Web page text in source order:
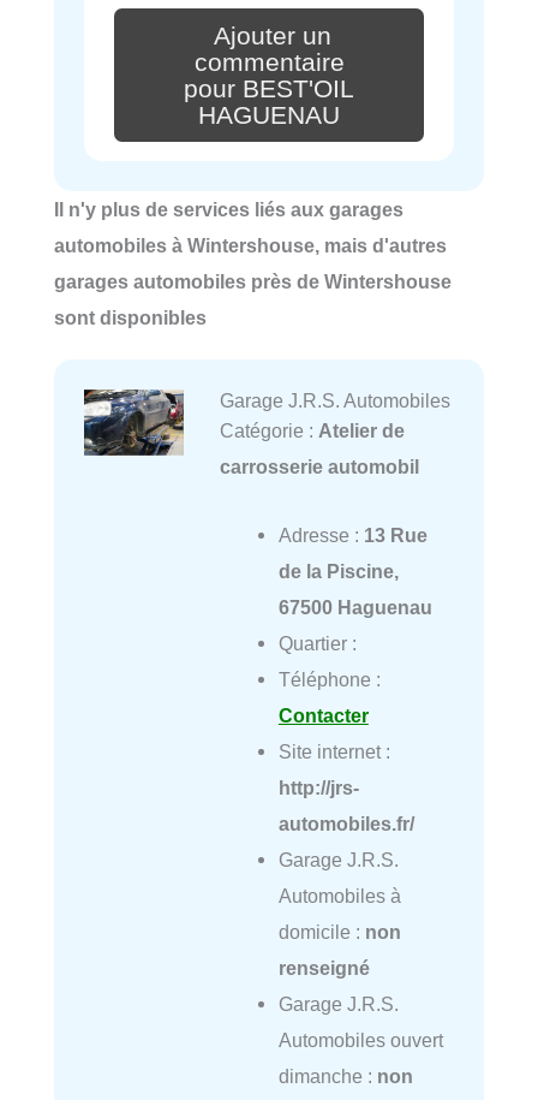
Ajouter un
commentaire
pour BEST'OIL
HAGUENAU
Il n'y plus de services liés aux garages
automobiles à Wintershouse, mais d'autres
garages automobiles près de Wintershouse
sont disponibles
Garage J.R.S. Automobiles
Catégorie : Atelier de
carrosserie automobil
Adresse : 13 Rue
de la Piscine,
67500 Haguenau
Quartier :
Téléphone :
Contacter
Site internet :
http://jrs-
automobiles.fr/
Garage J.R.S.
Automobiles à
domicile : non
renseigné
Garage J.R.S.
Automobiles ouvert
dimanche : non